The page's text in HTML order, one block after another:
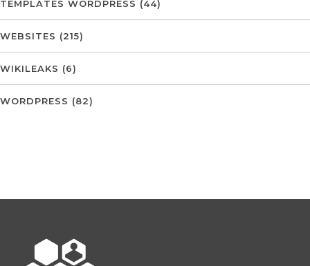
TEMPLATES WORDPRESS (44)
WEBSITES (215)
WIKILEAKS (6)
WORDPRESS (82)